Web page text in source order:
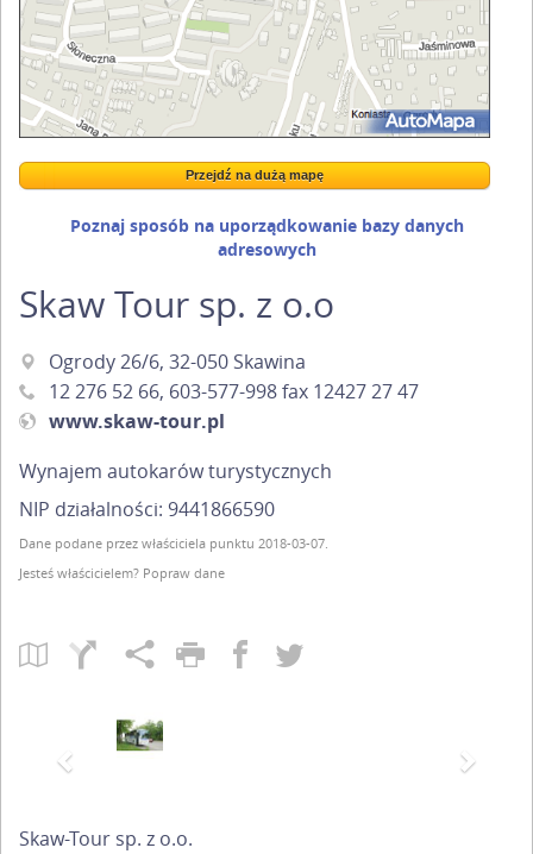
Wstaw tę mapkę na swoją stronę
Przejdź na dużą mapę
Przejdź na dużą mapę
Poznaj sposób na uporządkowanie bazy danych
adresowych
Skaw Tour sp. z o.o
Ogrody 26/6, 32-050 Skawina
12 276 52 66, 603-577-998 fax 12427 27 47
www.skaw-tour.pl
Wynajem autokarów turystycznych
NIP działalności: 9441866590
Dane podane przez właściciela punktu 2018-03-07.
Jesteś właścicielem? Popraw dane
Previous
Skaw-Tour sp. z o.o.